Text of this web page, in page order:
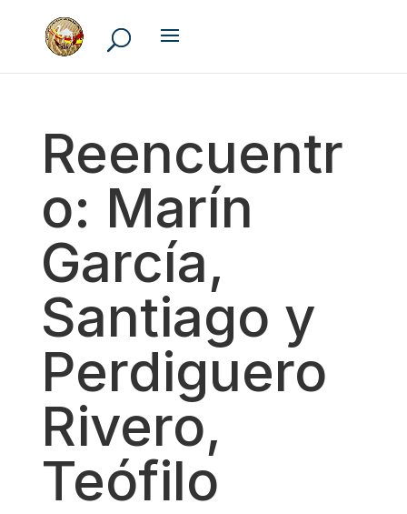
Reencuentr
o: Marín
García,
Santiago y
Perdiguero
Rivero,
Teófilo